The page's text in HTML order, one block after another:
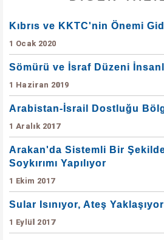
Kıbrıs ve KKTC'nin Önemi
1 Ocak 2020
Sömürü ve İsraf Düzeni
1 Haziran 2019
Arabistan-İsrail Dostluğu
1 Aralık 2017
Arakan'da Sistemli Bir
Soykırımı Yapılıyor
1 Ekim 2017
Sular Isınıyor, Ateş
1 Eylül 2017